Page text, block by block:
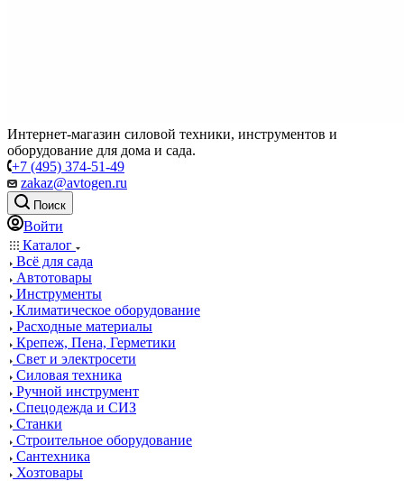
Интернет-магазин силовой техники, инструментов и
оборудование для дома и сада.
+7 (495) 374-51-49
zakaz@avtogen.ru
Поиск
Войти
Каталог
Всё для сада
Автотовары
Инструменты
Климатическое оборудование
Расходные материалы
Крепеж, Пена, Герметики
Свет и электросети
Силовая техника
Ручной инструмент
Спецодежда и СИЗ
Станки
Строительное оборудование
Сантехника
Хозтовары